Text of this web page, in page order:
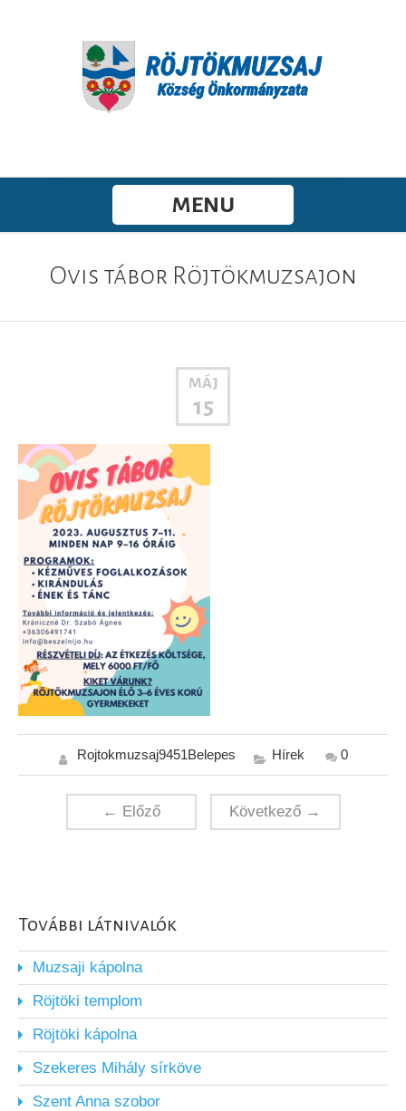
MENU
Ovis tábor Röjtökmuzsajon
MÁJ
15
Rojtokmuzsaj9451Belepes Hírek 0
← Előző Következő →
További látnivalók
Muzsaji kápolna
Röjtöki templom
Röjtöki kápolna
Szekeres Mihály sírköve
Szent Anna szobor